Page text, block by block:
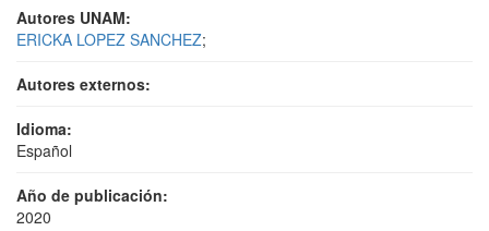
Autores UNAM:
ERICKA LOPEZ SANCHEZ;
Autores externos:
Idioma:
Español
Año de publicación:
2020